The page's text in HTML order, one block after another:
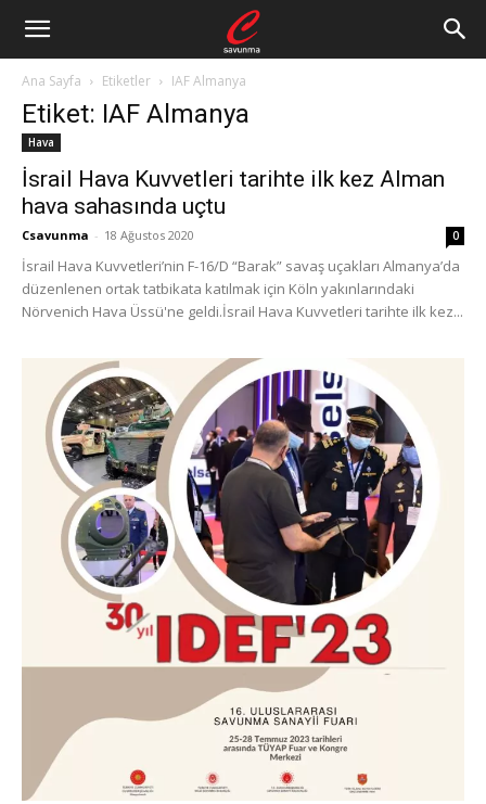
Ana Sayfa Etiketler IAF Almanya
Etiket: IAF Almanya
Hava
İsrail Hava Kuvvetleri tarihte ilk kez Alman
hava sahasında uçtu
Csavunma - 18 Ağustos 2020 0
İsrail Hava Kuvvetleri’nin F-16/D “Barak” savaş uçakları Almanya’da
düzenlenen ortak tatbikata katılmak için Köln yakınlarındaki
Nörvenich Hava Üssü'ne geldi.İsrail Hava Kuvvetleri tarihte ilk kez...